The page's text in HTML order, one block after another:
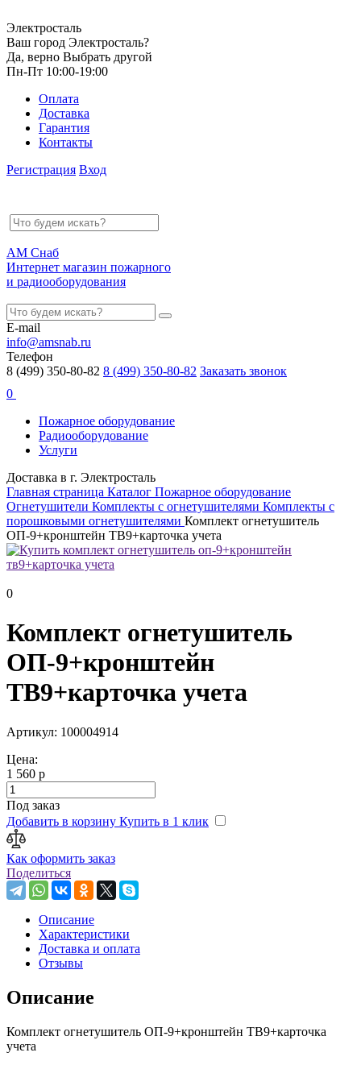
Электросталь
Ваш город Электросталь?
Да, верно Выбрать другой
Пн-Пт 10:00-19:00
Оплата
Доставка
Гарантия
Контакты
Регистрация Вход
АМ Снаб
Интернет магазин пожарного
и радиооборудования
E-mail
info@amsnab.ru
Телефон
8 (499) 350-80-82 8 (499) 350-80-82 Заказать звонок
0
Пожарное оборудование
Радиооборудование
Услуги
Доставка в г. Электросталь
Главная страница Каталог Пожарное оборудование
Огнетушители Комплекты c огнетушителями Комплекты с
порошковыми огнетушителями Комплект огнетушитель
ОП-9+кронштейн ТВ9+карточка учета
0
Комплект огнетушитель
ОП-9+кронштейн
ТВ9+карточка учета
Артикул: 100004914
Цена:
1 560 р
Под заказ
Добавить в корзину Купить в 1 клик
Как оформить заказ
Поделиться
Описание
Характеристики
Доставка и оплата
Отзывы
Описание
Комплект огнетушитель ОП-9+кронштейн ТВ9+карточка
учета